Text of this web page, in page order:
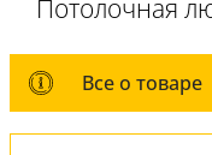
Потолочная
Все о товаре
Все о товаре